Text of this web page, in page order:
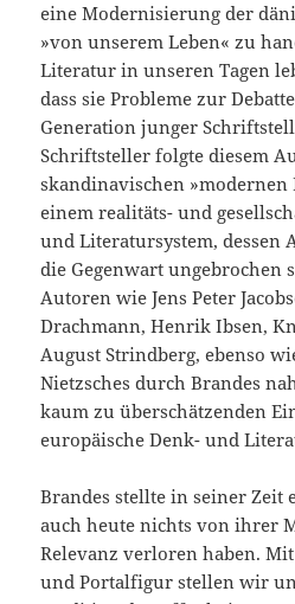
eine Modernisierung der
»von unserem Leben« zu
Literatur in unseren Tagen
dass sie Probleme zur
Generation junger
Schriftsteller folgte diesem
skandinavischen
einem realitäts- und
und Literatursystem, dessen
die Gegenwart ungebrochen
Autoren wie Jens Peter
Drachmann, Henrik Ibsen,
August Strindberg, ebenso
Nietzsches durch Brandes
kaum zu überschätzenden
europäische Denk- und
Brandes stellte in seiner Zeit
auch heute nichts von ihrer
Relevanz verloren haben.
und Portalfigur stellen wir